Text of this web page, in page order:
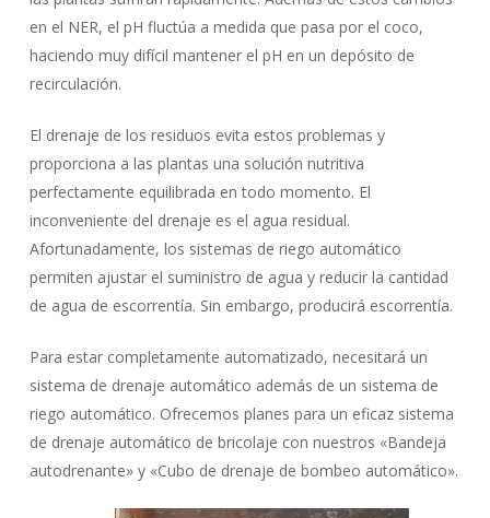
en el NER, el pH fluctúa a medida que pasa por el coco,
haciendo muy difícil mantener el pH en un depósito de
recirculación.
El drenaje de los residuos evita estos problemas y
proporciona a las plantas una solución nutritiva
perfectamente equilibrada en todo momento. El
inconveniente del drenaje es el agua residual.
Afortunadamente, los sistemas de riego automático
permiten ajustar el suministro de agua y reducir la cantidad
de agua de escorrentía. Sin embargo, producirá escorrentía.
Para estar completamente automatizado, necesitará un
sistema de drenaje automático además de un sistema de
riego automático. Ofrecemos planes para un eficaz sistema
de drenaje automático de bricolaje con nuestros «Bandeja
autodrenante» y «Cubo de drenaje de bombeo automático».